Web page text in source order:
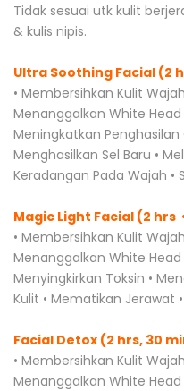
Tidak sesuai utk kulit
& kulis nipis.
Ultra Soothing Facial (2
• Membersihkan Kulit
Menanggalkan White Head
Meningkatkan Penghasilan
Menghasilkan Sel Baru •
Keradangan Pada Wajah •
Magic Light Facial (2 hrs
• Membersihkan Kulit
Menanggalkan White Head
Menyingkirkan Toksin •
Kulit • Mematikan Jerawat
Facial Detox (2 hrs, 30
• Membersihkan Kulit
Menanggalkan White Head